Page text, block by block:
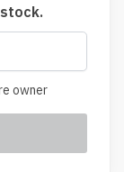
owner